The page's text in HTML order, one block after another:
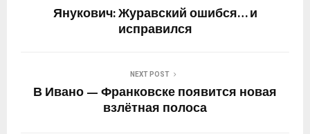
Янукович: Журавский ошибся… и
исправился
NEXT POST
В Ивано — Франковске появится новая
взлётная полоса